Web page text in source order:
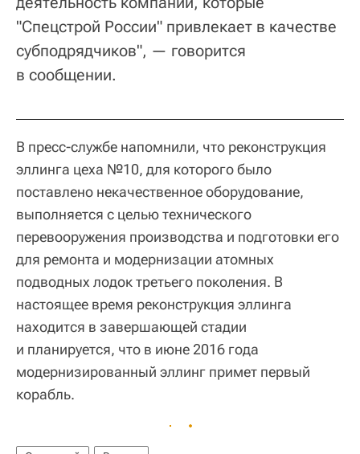
"Спецстрой России" привлекает в качестве
субподрядчиков", — говорится
в сообщении.
В пресс-службе напомнили, что реконструкция
эллинга цеха №10, для которого было
поставлено некачественное оборудование,
выполняется с целью технического
перевооружения производства и подготовки его
для ремонта и модернизации атомных
подводных лодок третьего поколения. В
настоящее время реконструкция эллинга
находится в завершающей стадии
и планируется, что в июне 2016 года
модернизированный эллинг примет первый
корабль.